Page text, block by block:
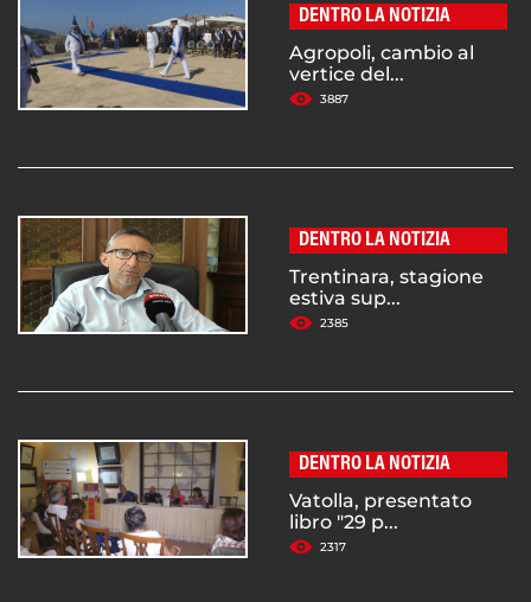
DENTRO LA NOTIZIA
Agropoli, cambio al
vertice del...
3887
DENTRO LA NOTIZIA
Trentinara, stagione
estiva sup...
2385
DENTRO LA NOTIZIA
Vatolla, presentato
libro "29 p...
2317